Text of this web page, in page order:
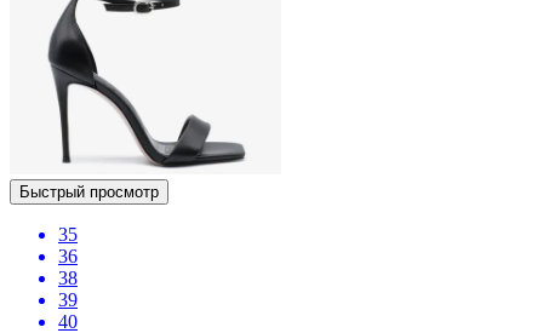
Быстрый просмотр
35
36
38
39
40